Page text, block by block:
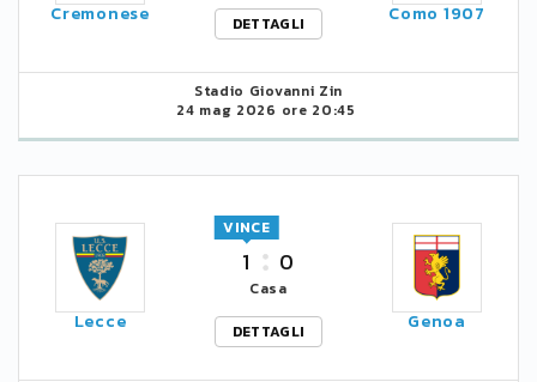
Cremonese
DETTAGLI
Como 1907
Stadio Giovanni Zin
24 mag 2026 ore 20:45
Lecce
1
VINCE
0
Casa
DETTAGLI
Genoa